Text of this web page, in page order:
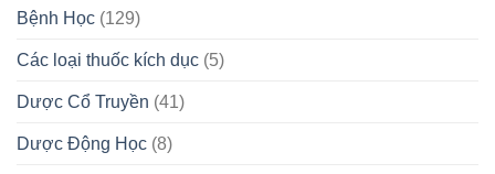
Bệnh Học (129)
Các loại thuốc kích dục (5)
Dược Cổ Truyền (41)
Dược Động Học (8)